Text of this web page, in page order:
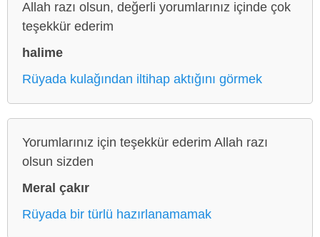
Allah razı olsun, değerli yorumlarınız içinde çok
teşekkür ederim
halime
Rüyada kulağından iltihap aktığını görmek
Yorumlarınız için teşekkür ederim Allah razı
olsun sizden
Meral çakır
Rüyada bir türlü hazırlanamamak